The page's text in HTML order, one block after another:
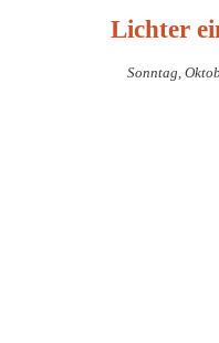
Lichter
Sonntag,